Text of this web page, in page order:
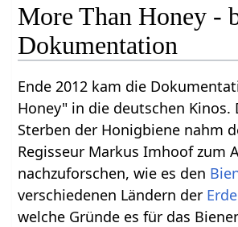
More Than Honey -
Dokumentation
Ende 2012 kam die
Honey" in die deutschen Kinos.
Sterben der Honigbiene nahm
Regisseur Markus Imhoof zum
nachzuforschen, wie es den
verschiedenen Ländern der Erde
welche Gründe es für das